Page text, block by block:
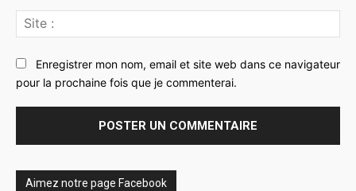
:
Enregistrer mon nom, email et site web dans ce navigateur
pour la prochaine fois que je commenterai.
Aimez notre page Facebook